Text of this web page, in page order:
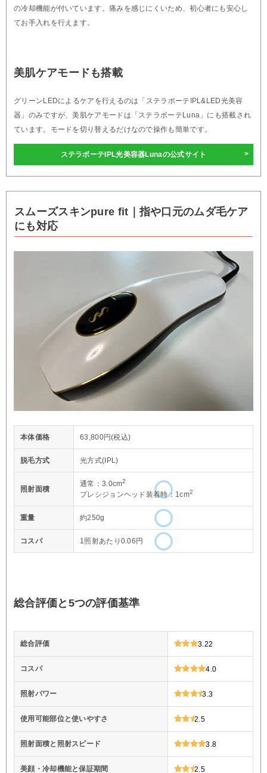
の冷却機能が付いています。痛みを感じにくいため、初心者にも安心し
てお手入れを行えます。
美肌ケアモードも搭載
グリーンLEDによるケアを行えるのは「ステラボーテIPL&LED光美容
器」のみですが、美肌ケアモードは「ステラボーテLuna」にも搭載され
ています。モードを切り替えるだけなので操作も簡単です。
ステラボーテIPL光美容器Lunaの公式サイト
スムーズスキンpure fit｜指や口元のムダ毛ケア
にも対応
本体価格 63,800円(税込)
脱毛方式 光方式(IPL)
照射面積
通常：3.0cm2
プレシジョンヘッド装着時：1cm2
重量 約250g
コスパ 1照射あたり0.06円
総合評価と5つの評価基準
総合評価 3.22
コスパ 4.0
照射パワー 3.3
使用可能部位と使いやすさ 2.5
照射面積と照射スピード 3.8
美顔・冷却機能と保証期間 2.5